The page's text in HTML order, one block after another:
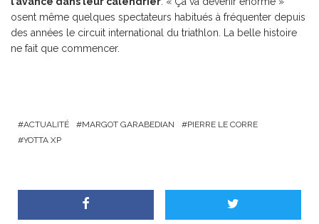
osent même quelques spectateurs habitués à fréquenter depuis
des années le circuit international du triathlon. La belle histoire
ne fait que commencer.
ACTUALITÉ MARGOT GARABEDIAN
PIERRE LE CORRE
YOTTA XP